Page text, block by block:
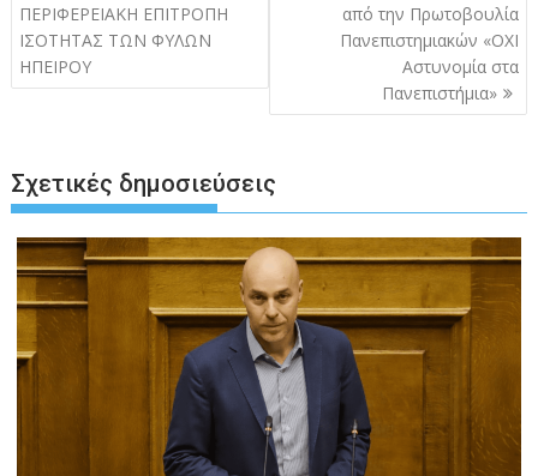
ΠΕΡΙΦΕΡΕΙΑΚΗ ΕΠΙΤΡΟΠΗ
ΙΣΟΤΗΤΑΣ ΤΩΝ ΦΥΛΩΝ
ΗΠΕΙΡΟΥ
από την Πρωτοβουλία
Πανεπιστημιακών «ΟΧΙ
Αστυνομία στα
Πανεπιστήμια»
Σχετικές δημοσιεύσεις